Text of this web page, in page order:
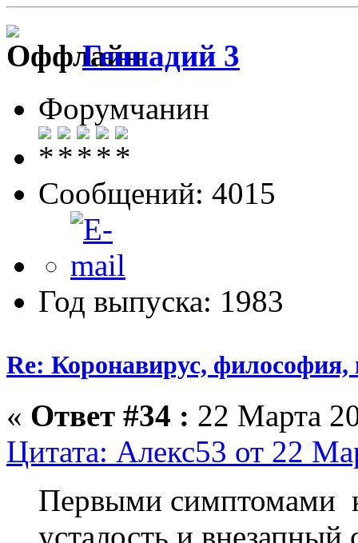
Геннадий 3
Форумчанин
Сообщений: 4015
Год выпуска: 1983
Re: Коронавирус, философия,
« Ответ #34 : 22 Марта
Цитата: Алекс53 от 22
Первыми симптомами
усталость и внезапный